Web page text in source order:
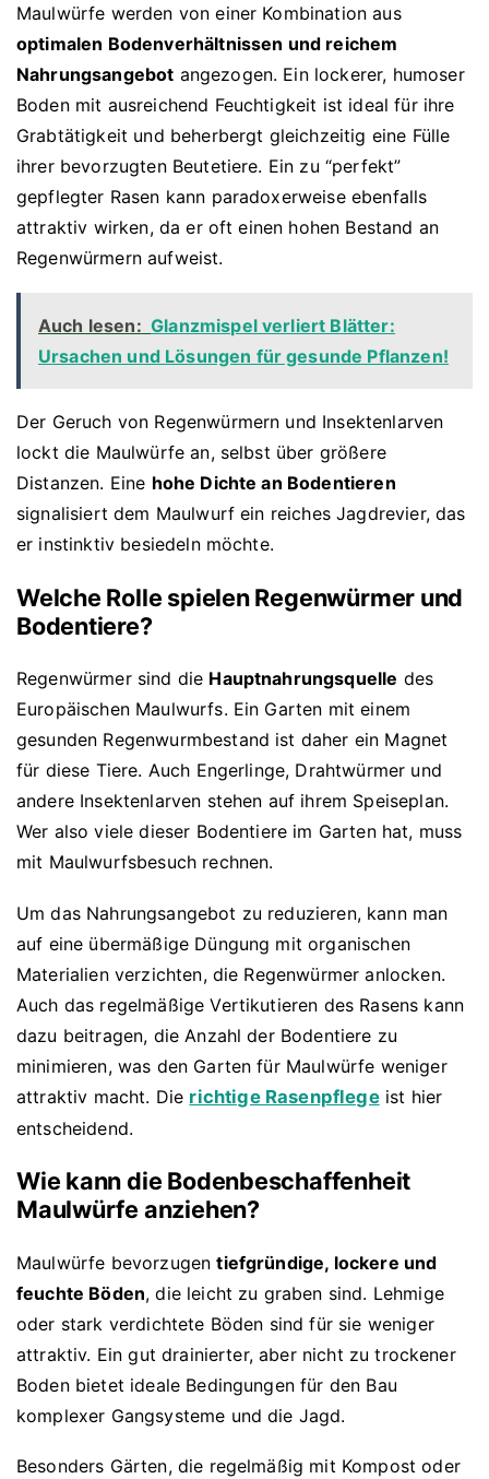
Maulwürfe werden von einer Kombination aus
optimalen Bodenverhältnissen und reichem
Nahrungsangebot angezogen. Ein lockerer, humoser
Boden mit ausreichend Feuchtigkeit ist ideal für ihre
Grabtätigkeit und beherbergt gleichzeitig eine Fülle
ihrer bevorzugten Beutetiere. Ein zu “perfekt”
gepflegter Rasen kann paradoxerweise ebenfalls
attraktiv wirken, da er oft einen hohen Bestand an
Regenwürmern aufweist.
Auch lesen: Glanzmispel verliert Blätter:
Ursachen und Lösungen für gesunde Pflanzen!
Der Geruch von Regenwürmern und Insektenlarven
lockt die Maulwürfe an, selbst über größere
Distanzen. Eine hohe Dichte an Bodentieren
signalisiert dem Maulwurf ein reiches Jagdrevier, das
er instinktiv besiedeln möchte.
Welche Rolle spielen Regenwürmer und
Bodentiere?
Regenwürmer sind die Hauptnahrungsquelle des
Europäischen Maulwurfs. Ein Garten mit einem
gesunden Regenwurmbestand ist daher ein Magnet
für diese Tiere. Auch Engerlinge, Drahtwürmer und
andere Insektenlarven stehen auf ihrem Speiseplan.
Wer also viele dieser Bodentiere im Garten hat, muss
mit Maulwurfsbesuch rechnen.
Um das Nahrungsangebot zu reduzieren, kann man
auf eine übermäßige Düngung mit organischen
Materialien verzichten, die Regenwürmer anlocken.
Auch das regelmäßige Vertikutieren des Rasens kann
dazu beitragen, die Anzahl der Bodentiere zu
minimieren, was den Garten für Maulwürfe weniger
attraktiv macht. Die richtige Rasenpflegeist hier
entscheidend.
Wie kann die Bodenbeschaffenheit
Maulwürfe anziehen?
Maulwürfe bevorzugentiefgründige, lockere und
feuchte Böden, die leicht zu graben sind. Lehmige
oder stark verdichtete Böden sind für sie weniger
attraktiv. Ein gut drainierter, aber nicht zu trockener
Boden bietet ideale Bedingungen für den Bau
komplexer Gangsysteme und die Jagd.
Besonders Gärten, die regelmäßig mit Kompost oder